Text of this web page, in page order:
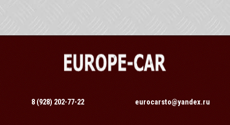
8 (928) 202-77-22 eurocarsto@yandex.ru